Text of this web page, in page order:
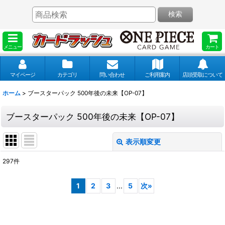
メニュー カート
検索
マイページ カテゴリ 問い合わせ ご利用案内 店頭受取について
ホーム > ブースターパック 500年後の未来【OP-07】
ブースターパック 500年後の未来【OP-07】
表示順変更
297件
1 2 3 ... 5 次»